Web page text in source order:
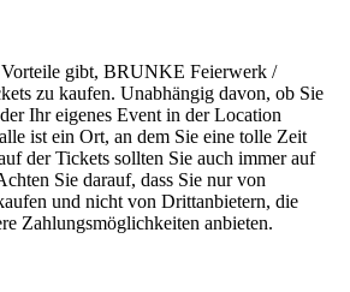
Vorteile gibt, BRUNKE Feierwerk /
zu kaufen. Unabhängig davon, ob Sie
Ihr eigenes Event in der Location
ist ein Ort, an dem Sie eine tolle Zeit
der Tickets sollten Sie auch immer auf
Sie darauf, dass Sie nur von
und nicht von Drittanbietern, die
Zahlungsmöglichkeiten anbieten.